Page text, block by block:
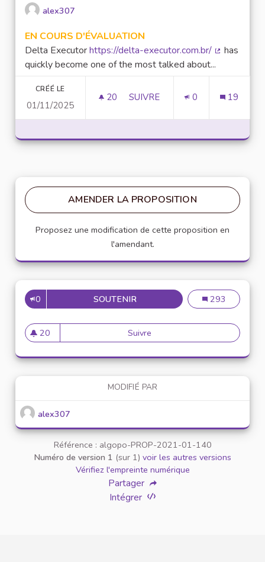
alex307
EN COURS D'ÉVALUATION
Delta Executorhttps://delta-executor.com.br/
has
quickly become one of the most talked about...
CRÉÉ LE
01/11/2025
20 20 ABONNÉS
SUIVRE 0 19
AMENDER LA PROPOSITION
Proposez une modification de cette proposition en
l'amendant.
0 SOUTENIRMISE EN PLACE DEMise en place
293
20
20 abonnés
Suivre Mise en place de référents
MODIFIÉ PAR
alex307
Référence : algopo-PROP-2021-01-140
Numéro de version 1 (sur 1) voir les autres versions
Vérifiez l'empreinte numérique
Partager
Intégrer